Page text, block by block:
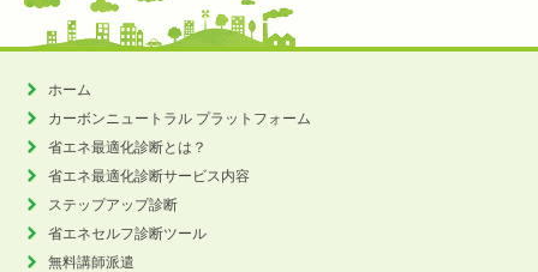
ホーム
カーボンニュートラル プラットフォーム
省エネ最適化診断とは？
省エネ最適化診断サービス内容
ステップアップ診断
省エネセルフ診断ツール
無料講師派遣